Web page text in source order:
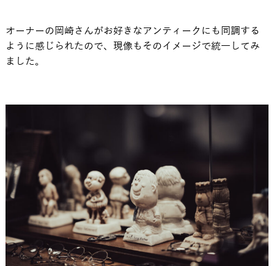
オーナーの岡崎さんがお好きなアンティークにも同調する
ように感じられたので、現像もそのイメージで統一してみ
ました。